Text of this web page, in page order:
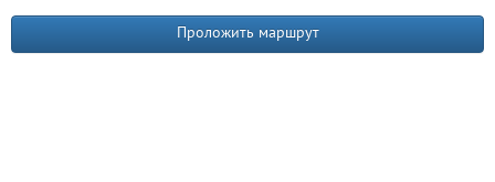
Проложить маршрут